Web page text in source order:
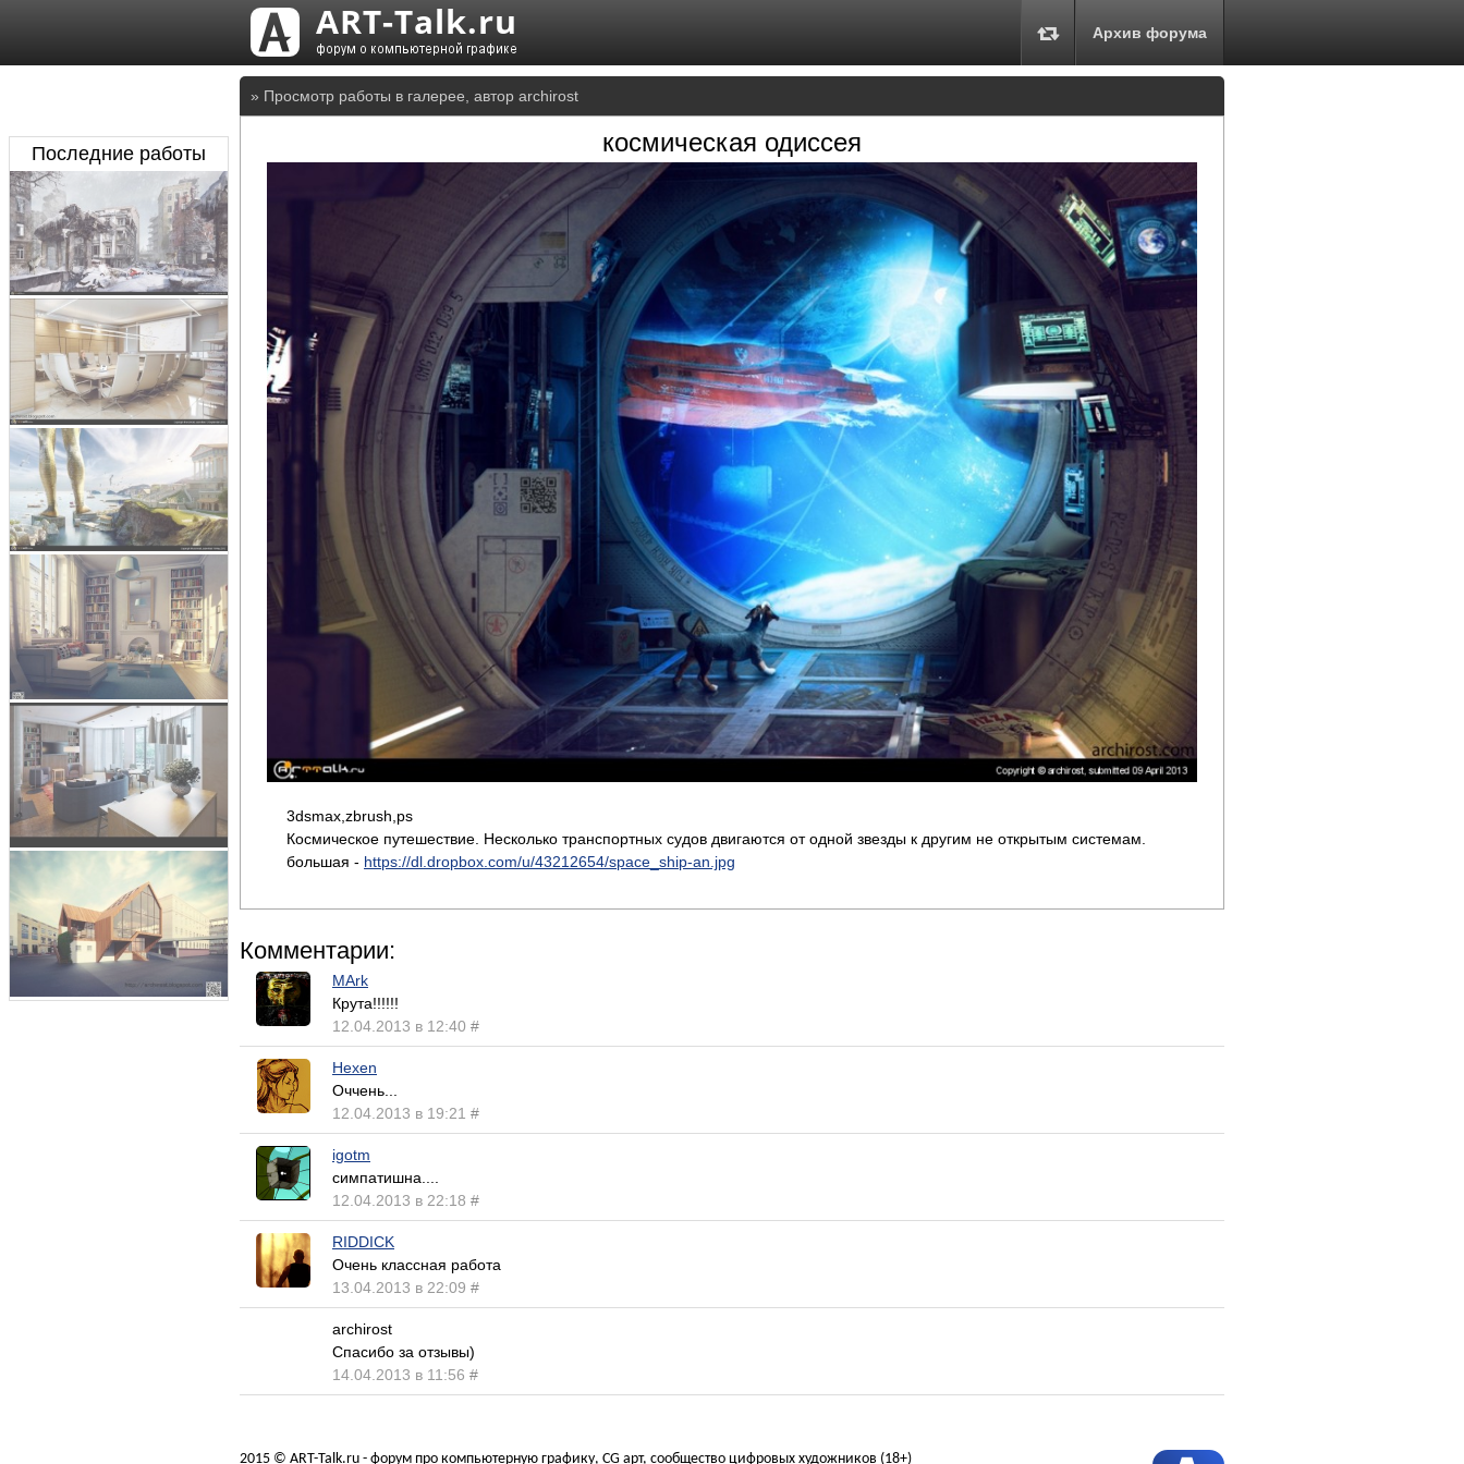
Архив форума
» Просмотр работы в галерее, автор archirost
космическая одиссея
3dsmax,zbrush,ps
Космическое путешествие. Несколько транспортных судов двигаются от одной звезды к другим не открытым системам.
большая - https://dl.dropbox.com/u/43212654/space_ship-an.jpg
Комментарии:
MArk
Крута!!!!!!
12.04.2013 в 12:40 #
Hexen
Оччень...
12.04.2013 в 19:21 #
igotm
симпатишна....
12.04.2013 в 22:18 #
RIDDICK
Очень классная работа
13.04.2013 в 22:09 #
archirost
Спасибо за отзывы)
14.04.2013 в 11:56 #
Последние работы
2015 © ART-Talk.ru - форум про компьютерную графику, CG арт, сообщество цифровых художников (18+)